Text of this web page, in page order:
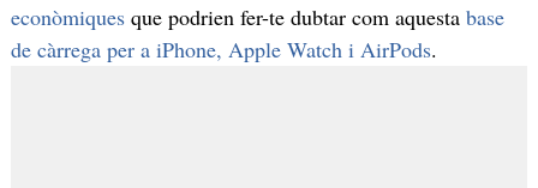
econòmiquesque podrien fer-te dubtar com aquesta base
de càrrega per a iPhone, Apple Watch i AirPods.